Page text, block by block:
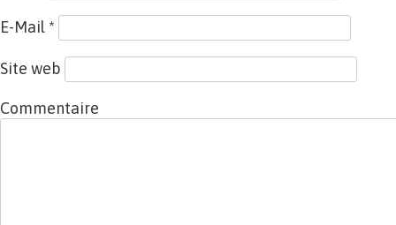
E-Mail *
Site web
Commentaire